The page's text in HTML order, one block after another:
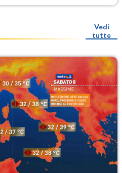
Vedi
tutte